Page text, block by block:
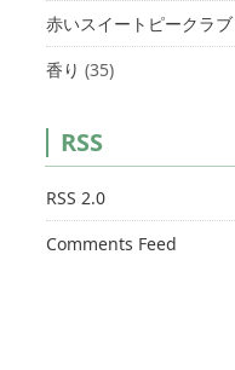
赤いスイートピークラブ
香り (35)
RSS
RSS 2.0
Comments Feed